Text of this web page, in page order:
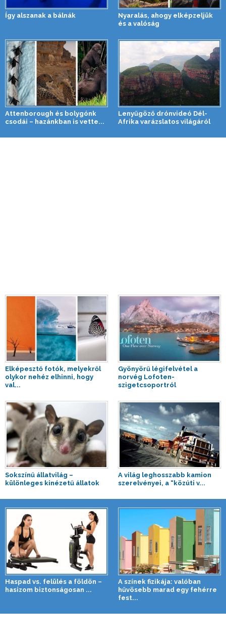
Így alszanak a bálnák
Nyaralás, ahogy elképzeljük
és a valóság
Attenborough és bolygónk
csodái – hazánkban is vette...
Lenyűgöző drónvideó Dél-
Afrika varázslatos világáról
Elképesztő fotók, melyekről
olykor nehéz elhinni, hogy
val...
Gyönyörű légifelvétel a
norvég Lofoten-
szigetcsoportról
Sokszínű állatvilág –
különleges kinézetű állatok
A világ leghosszabb kamion
szerelvényei, a “közúti v...
Haspad vs. felülés a földön –
hasizom biztonságosan ...
A színek fizikája: valóban
hűvösebb marad egy fehérre
fest...